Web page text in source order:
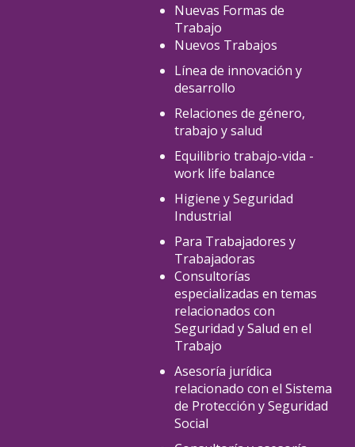
Nuevas Formas de
Trabajo
Nuevos Trabajos
Línea de innovación y
desarrollo
Relaciones de género,
trabajo y salud
Equilibrio trabajo-vida -
work life balance
Higiene y Seguridad
Industrial
Para Trabajadores y
Trabajadoras
Consultorías
especializadas en temas
relacionados con
Seguridad y Salud en el
Trabajo
Asesoría jurídica
relacionado con el Sistema
de Protección y Seguridad
Social